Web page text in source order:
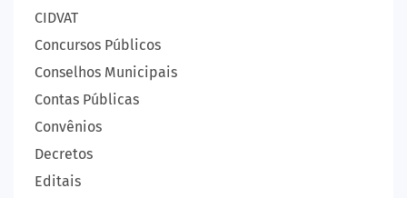
CIDVAT
Concursos Públicos
Conselhos Municipais
Contas Públicas
Convênios
Decretos
Editais